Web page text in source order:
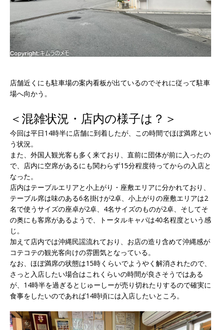
店舗近くにも駐車場の案内看板が出ているのでそれに従って駐車
場へ向かう。
＜混雑状況・店内の様子は？＞
今回は平日14時半に店舗に到着したが、この時間でほぼ満席とい
う状況。
また、外国人観光客も多く来ており、直前に団体が前に入ったの
で、店内に空席があるにも関わらず15分程度待ってからの入店と
なった。
店内はテーブルエリアと小上がり・座敷エリアに分かれており、
テーブル席は味のある6名掛けが2卓、小上がりの座敷エリアは2
名で使うサイズの座卓が2卓、4名サイズのものが2卓、そしてそ
の奥にも客席があるようで、トータルキャパは40名程度という感
じ。
加えて店内では沖縄民謡流れており、お店の造り含めて沖縄感が
コテコテの観光客向けの雰囲気となっている。
なお、ほぼ満席の状態は15時くらいでようやく解消されたので、
さっと入店したい場合はこれくらいの時間が良さそうではある
が、14時半を過ぎるとじゅーしーが売り切れたりするので確実に
食事をしたいのであれば14時頃には入店したいところ。